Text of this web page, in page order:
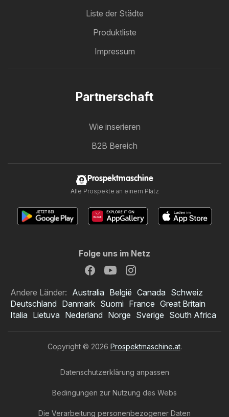
Billa Plus Prospekt
Liste der Städte
Produktliste
Impressum
Partnerschaft
Wie inserieren
B2B Bereich
Prospektmaschine
Alle Prospekte an einem Platz
Folge uns im Netz
Andere Länder: Australia België Canada Schweiz
Deutschland Danmark Suomi France Great Britain
Italia Lietuva Nederland Norge Sverige South Africa
Copyright © 2026 Prospektmaschine.at.
Datenschutzerklärung anpassen
Bedingungen zur Nutzung des Webs
Die Verarbeitung personenbezogener Daten